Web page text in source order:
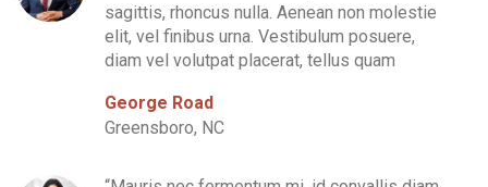
sagittis, rhoncus nulla. Aenean non molestie
elit, vel finibus urna. Vestibulum posuere,
diam vel volutpat placerat, tellus quam
George Road
Greensboro, NC